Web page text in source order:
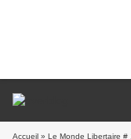
Accueil » Le Monde Libertaire #